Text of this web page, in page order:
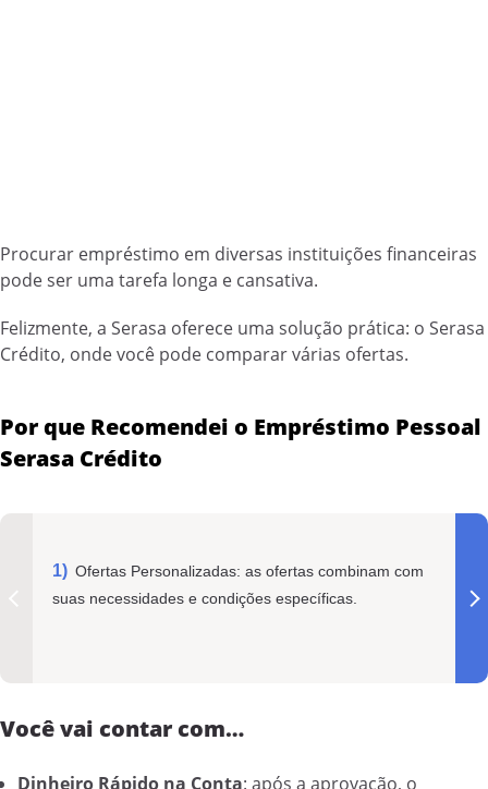
Procurar empréstimo em diversas instituições financeiras
pode ser uma tarefa longa e cansativa.
Felizmente, a Serasa oferece uma solução prática: o Serasa
Crédito, onde você pode comparar várias ofertas.
Por que Recomendei o Empréstimo Pessoal
Serasa Crédito
Ofertas Personalizadas: as ofertas combinam com
suas necessidades e condições específicas.
Você vai contar com…
Dinheiro Rápido na Conta: após a aprovação, o